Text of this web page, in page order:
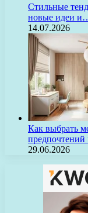
Стильные
новые идеи
14.07.2026
Как выбрать
предпочтений
29.06.2026